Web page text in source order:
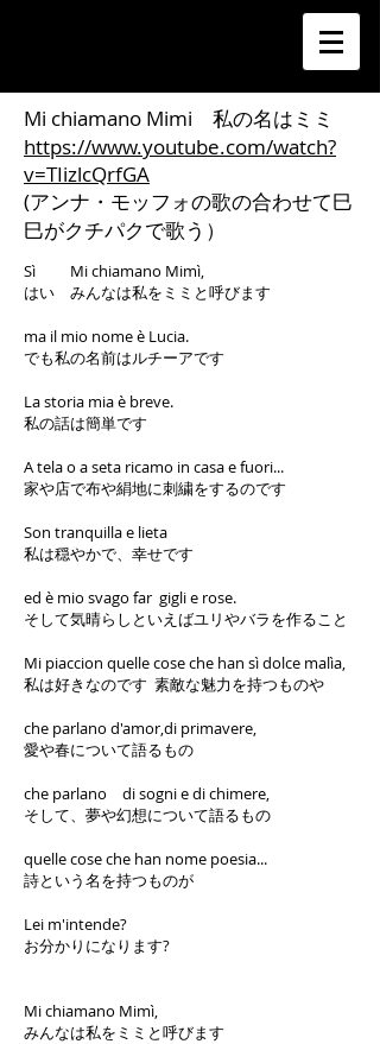
Mi chiamano Mimi 私の名はミミ
https://www.youtube.com/watch?
v=TIizlcQrfGA
(アンナ・モッフォの歌の合わせて巳
巳がクチパクで歌う）
Sì Mi chiamano Mimì,
はい みんなは私をミミと呼びます
ma il mio nome è Lucia.
でも私の名前はルチーアです
La storia mia è breve.
私の話は簡単です
A tela o a seta ricamo in casa e fuori...
家や店で布や絹地に刺繍をするのです
Son tranquilla e lieta
私は穏やかで、幸せです
ed è mio svago far gigli e rose.
そして気晴らしといえばユリやバラを作ること
Mi piaccion quelle cose che han sì dolce malìa,
私は好きなのです 素敵な魅力を持つものや
che parlano d'amor,di primavere,
愛や春について語るもの
che parlano di sogni e di chimere,
そして、夢や幻想について語るもの
quelle cose che han nome poesia...
詩という名を持つものが
Lei m'intende?
お分かりになります?
Mi chiamano Mimì,
みんなは私をミミと呼びます